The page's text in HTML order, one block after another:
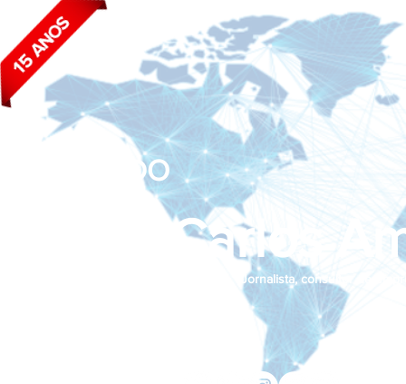
João Carlos
BLOG DO
Jornalista, consultor de